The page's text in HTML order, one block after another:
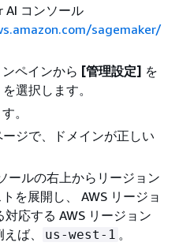
AI コンソール
sagemaker/
ペインから [管理設定‭] を
を選択します。
。
ージで、ドメインが正しい
ールの右上からリージョン
を展開し、 AWS リージョ
応する AWS リージョン
ば、
us-west-1 。